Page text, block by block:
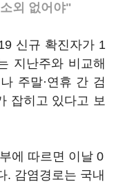
외 없어야"
신규 확진자가 1
지난주와 비교해
주말·연휴 간 검
잡히고 있다고 보
에 따르면 이날 0
. 감염경로는 국내